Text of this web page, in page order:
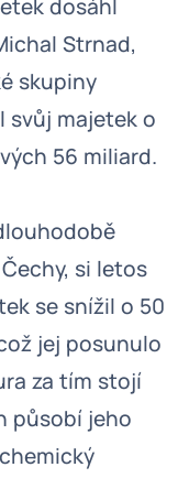
dosáhl
Strnad,
skupiny
svůj majetek o
56 miliard.
si letos
se snížil o 50
jej posunulo
za tím stojí
působí jeho